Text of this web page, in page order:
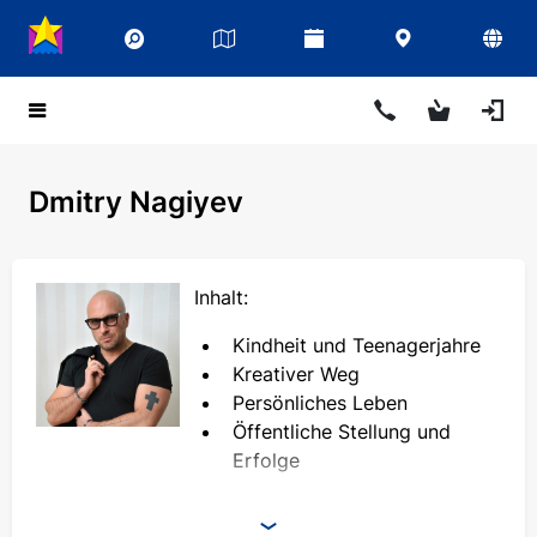
Dmitry Nagiyev
Inhalt:
Kindheit und Teenagerjahre
Kreativer Weg
Persönliches Leben
Öffentliche Stellung und
Erfolge